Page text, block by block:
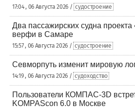
17:04 , 06 Августа 2026 / судостроение
Два пассажирских судна
верфи в Самаре
15:57 , 06 Августа 2026 / судостроение
Севморпуть изменит мировую
14:19 , 06 Августа 2026 / судоходство
Пользователи КОМПАС-3D
KOMPAScon 6.0 в Москве